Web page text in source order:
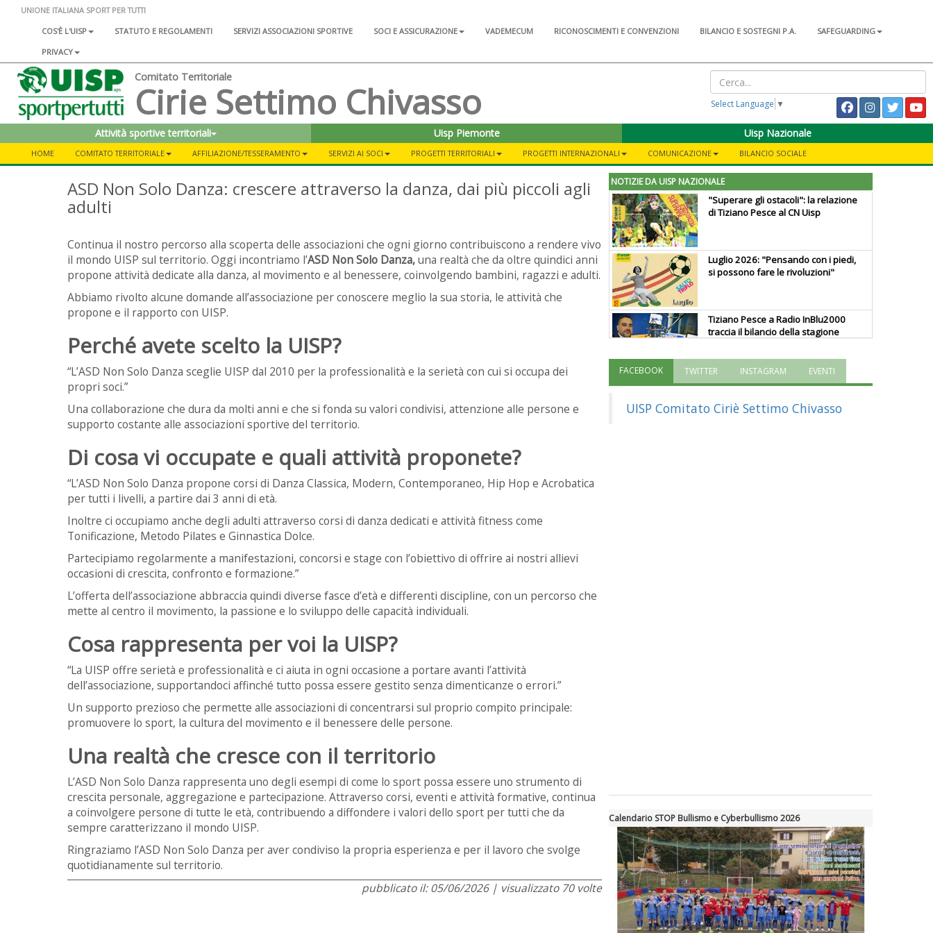
UNIONE ITALIANA SPORT PER TUTTI
COS'È L'UISP
STATUTO E REGOLAMENTI SERVIZI ASSOCIAZIONI SPORTIVE SOCI E ASSICURAZIONE VADEMECUM RICONOSCIMENTI E CONVENZIONI BILANCIO E SOSTEGNI P.A.
SAFEGUARDING
PRIVACY
Comitato Territoriale
Cirie Settimo Chivasso Select Language ▼
Attività sportive territoriali Uisp Piemonte Uisp Nazionale
HOME COMITATO TERRITORIALE AFFILIAZIONE/TESSERAMENTO SERVIZI AI SOCI PROGETTI TERRITORIALI PROGETTI INTERNAZIONALI COMUNICAZIONE BILANCIO SOCIALE
ASD Non Solo Danza: crescere attraverso la danza, dai più piccoli agli
adulti
Continua il nostro percorso alla scoperta delle associazioni che ogni giorno contribuiscono a rendere vivo
il mondo UISP sul territorio. Oggi incontriamo l’ASD Non Solo Danza,una realtà che da oltre quindici anni
propone attività dedicate alla danza, al movimento e al benessere, coinvolgendo bambini, ragazzi e adulti.
Abbiamo rivolto alcune domande all’associazione per conoscere meglio la sua storia, le attività che
propone e il rapporto con UISP.
Perché avete scelto la UISP?
“L’ASD Non Solo Danza sceglie UISP dal 2010 per la professionalità e la serietà con cui si occupa dei
propri soci.”
Una collaborazione che dura da molti anni e che si fonda su valori condivisi, attenzione alle persone e
supporto costante alle associazioni sportive del territorio.
Di cosa vi occupate e quali attività proponete?
“L’ASD Non Solo Danza propone corsi di Danza Classica, Modern, Contemporaneo, Hip Hop e Acrobatica
per tutti i livelli, a partire dai 3 anni di età.
Inoltre ci occupiamo anche degli adulti attraverso corsi di danza dedicati e attività fitness come
Tonificazione, Metodo Pilates e Ginnastica Dolce.
Partecipiamo regolarmente a manifestazioni, concorsi e stage con l’obiettivo di offrire ai nostri allievi
occasioni di crescita, confronto e formazione.”
L’offerta dell’associazione abbraccia quindi diverse fasce d’età e differenti discipline, con un percorso che
mette al centro il movimento, la passione e lo sviluppo delle capacità individuali.
Cosa rappresenta per voi la UISP?
“La UISP offre serietà e professionalità e ci aiuta in ogni occasione a portare avanti l’attività
dell’associazione, supportandoci affinché tutto possa essere gestito senza dimenticanze o errori.”
Un supporto prezioso che permette alle associazioni di concentrarsi sul proprio compito principale:
promuovere lo sport, la cultura del movimento e il benessere delle persone.
Una realtà che cresce con il territorio
L’ASD Non Solo Danza rappresenta uno degli esempi di come lo sport possa essere uno strumento di
crescita personale, aggregazione e partecipazione. Attraverso corsi, eventi e attività formative, continua
a coinvolgere persone di tutte le età, contribuendo a diffondere i valori dello sport per tutti che da
sempre caratterizzano il mondo UISP.
Ringraziamo l’ASD Non Solo Danza per aver condiviso la propria esperienza e per il lavoro che svolge
quotidianamente sul territorio.
pubblicato il: 05/06/2026 | visualizzato 70 volte
NOTIZIE DA UISP NAZIONALE
"Superare gli ostacoli": la relazione
di Tiziano Pesce al CN Uisp
Luglio 2026: "Pensando con i piedi,
si possono fare le rivoluzioni"
Tiziano Pesce a Radio InBlu2000
traccia il bilancio della stagione
FACEBOOK TWITTER INSTAGRAM EVENTI
UISP Comitato Ciriè Settimo Chivasso
Calendario STOP Bullismo e Cyberbullismo 2026